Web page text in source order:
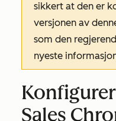
sikkert at den er
versjonen av
som den
nyeste
Sales